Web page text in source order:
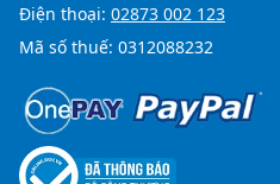
Điện thoại: 02873 002 123
Mã số thuế: 0312088232